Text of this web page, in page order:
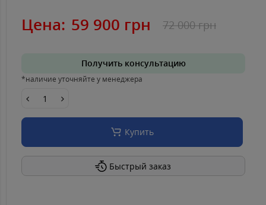
Цена: 59 900 грн 72 000 грн
Получить консультацию
*наличие уточняйте у менеджера
Купить
Быстрый заказ